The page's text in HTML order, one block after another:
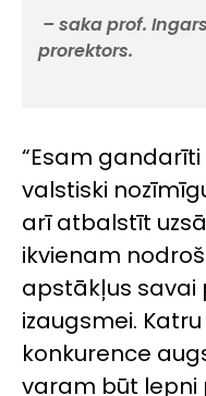
– saka prof.
prorektors.
“Esam gandarīti
valstiski
arī atbalstīt
ikvienam
apstākļus savai
izaugsmei.
konkurence
varam būt lepni